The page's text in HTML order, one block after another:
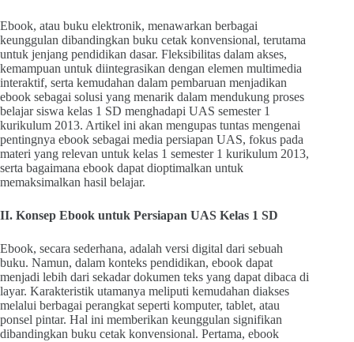
Ebook, atau buku elektronik, menawarkan berbagai
keunggulan dibandingkan buku cetak konvensional, terutama
untuk jenjang pendidikan dasar. Fleksibilitas dalam akses,
kemampuan untuk diintegrasikan dengan elemen multimedia
interaktif, serta kemudahan dalam pembaruan menjadikan
ebook sebagai solusi yang menarik dalam mendukung proses
belajar siswa kelas 1 SD menghadapi UAS semester 1
kurikulum 2013. Artikel ini akan mengupas tuntas mengenai
pentingnya ebook sebagai media persiapan UAS, fokus pada
materi yang relevan untuk kelas 1 semester 1 kurikulum 2013,
serta bagaimana ebook dapat dioptimalkan untuk
memaksimalkan hasil belajar.
II. Konsep Ebook untuk Persiapan UAS Kelas 1 SD
Ebook, secara sederhana, adalah versi digital dari sebuah
buku. Namun, dalam konteks pendidikan, ebook dapat
menjadi lebih dari sekadar dokumen teks yang dapat dibaca di
layar. Karakteristik utamanya meliputi kemudahan diakses
melalui berbagai perangkat seperti komputer, tablet, atau
ponsel pintar. Hal ini memberikan keunggulan signifikan
dibandingkan buku cetak konvensional. Pertama, ebook